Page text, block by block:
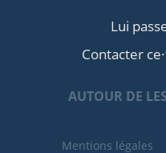
Lui
Contacter
AUTOUR DE
Mentions légales